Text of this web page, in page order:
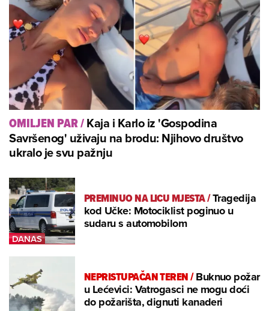
OMILJEN PAR/Kaja i Karlo iz 'Gospodina
Savršenog' uživaju na brodu: Njihovo društvo
ukralo je svu pažnju
PREMINUO NA LICU MJESTA/Tragedija
kod Učke: Motociklist poginuo u
sudaru s automobilom
NEPRISTUPAČAN TEREN/Buknuo požar
u Lećevici: Vatrogasci ne mogu doći
do požarišta, dignuti kanaderi